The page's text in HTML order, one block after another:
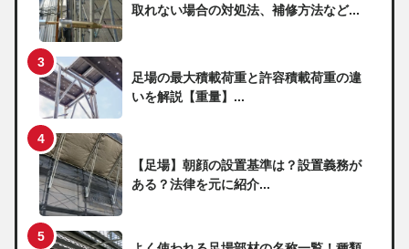
取れない場合の対処法、補修方法など...
足場の最大積載荷重と許容積載荷重の違
いを解説【重量】...
【足場】朝顔の設置基準は？設置義務が
ある？法律を元に紹介...